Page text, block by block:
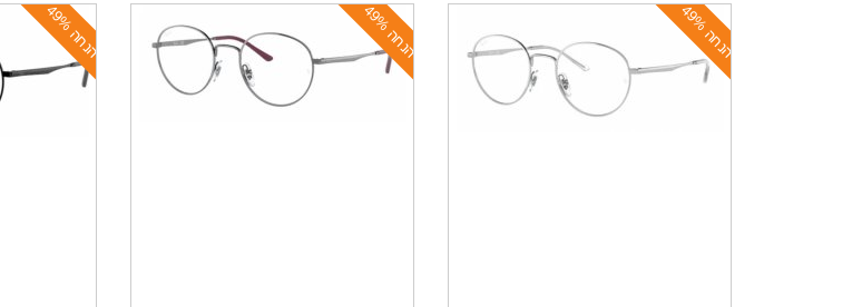
ה
נ
ח
ה
4
9
%
ה
נ
ח
ה
4
9
%
ה
נ
ח
ה
4
9
%